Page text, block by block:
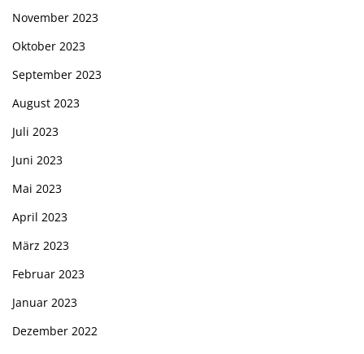
November 2023
Oktober 2023
September 2023
August 2023
Juli 2023
Juni 2023
Mai 2023
April 2023
März 2023
Februar 2023
Januar 2023
Dezember 2022